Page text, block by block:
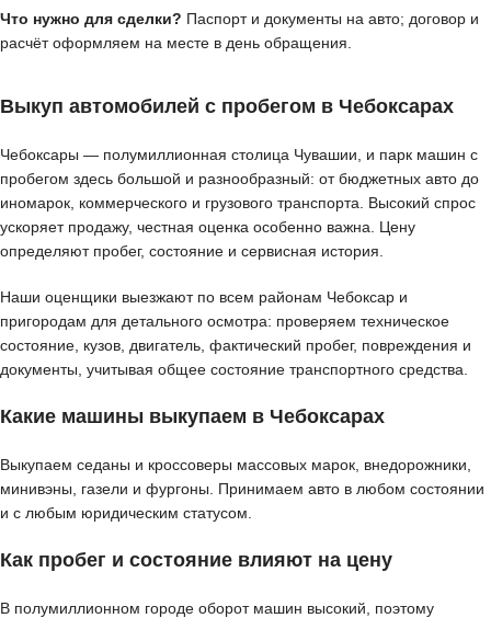
Что нужно для сделки? Паспорт и документы на авто; договор и
расчёт оформляем на месте в день обращения.
Выкуп автомобилей с пробегом в Чебоксарах
Чебоксары — полумиллионная столица Чувашии, и парк машин с
пробегом здесь большой и разнообразный: от бюджетных авто до
иномарок, коммерческого и грузового транспорта. Высокий спрос
ускоряет продажу, честная оценка особенно важна. Цену
определяют пробег, состояние и сервисная история.
Наши оценщики выезжают по всем районам Чебоксар и
пригородам для детального осмотра: проверяем техническое
состояние, кузов, двигатель, фактический пробег, повреждения и
документы, учитывая общее состояние транспортного средства.
Какие машины выкупаем в Чебоксарах
Выкупаем седаны и кроссоверы массовых марок, внедорожники,
минивэны, газели и фургоны. Принимаем авто в любом состоянии
и с любым юридическим статусом.
Как пробег и состояние влияют на цену
В полумиллионном городе оборот машин высокий, поэтому